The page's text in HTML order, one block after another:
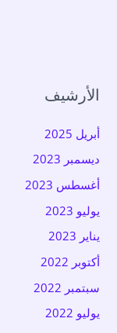
الأرشيف
أبريل 2025
ديسمبر 2023
أغسطس 2023
يوليو 2023
يناير 2023
أكتوبر 2022
سبتمبر 2022
يوليو 2022